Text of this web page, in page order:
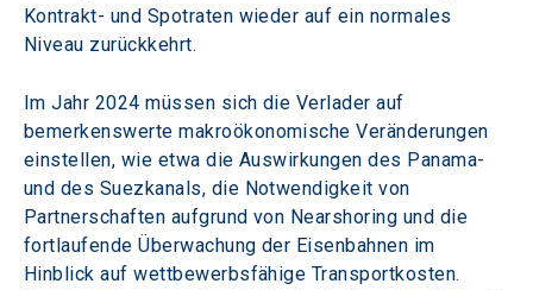
Kontrakt- und Spotraten wieder auf ein normales
Niveau zurückkehrt.
Im Jahr 2024 müssen sich die Verlader auf
bemerkenswerte makroökonomische Veränderungen
einstellen, wie etwa die Auswirkungen des Panama-
und des Suezkanals, die Notwendigkeit von
Partnerschaften aufgrund von Nearshoring und die
fortlaufende Überwachung der Eisenbahnen im
Hinblick auf wettbewerbsfähige Transportkosten.